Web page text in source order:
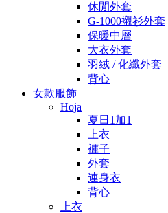
休閒外套
G-1000襯衫外套
保暖中層
大衣外套
羽絨 / 化纖外套
背心
女款服飾
Hoja
夏日1加1
上衣
褲子
外套
連身衣
背心
上衣